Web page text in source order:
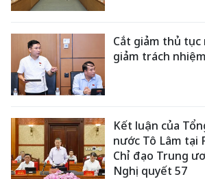
Cắt giảm thủ
giảm trách
Kết luận của
nước Tô Lâm tại
Chỉ đạo Trung
Nghị quyết 57